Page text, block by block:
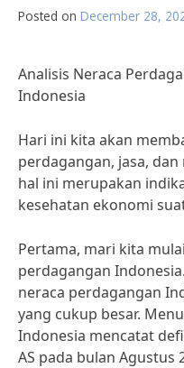
Posted on December 28,
Analisis Neraca
Indonesia
Hari ini kita akan
perdagangan, jasa,
hal ini merupakan
kesehatan ekonomi
Pertama, mari kita
perdagangan
neraca perdagangan
yang cukup besar.
Indonesia mencatat
AS pada bulan Agustus